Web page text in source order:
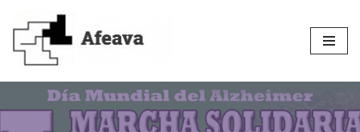
Saltar
contenido